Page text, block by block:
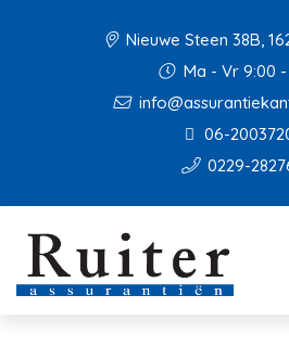
Nieuwe Steen 38B,
Ma - Vr 9:00 -
06-
0229-